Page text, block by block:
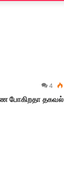
4
போகிறதா தகவல்